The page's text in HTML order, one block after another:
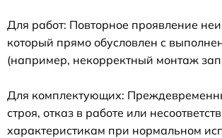
Для работ: Повторное проявление
который прямо обусловлен с
(например, некорректный монтаж
Для комплектующих:
строя, отказ в работе или
характеристикам при нормальном